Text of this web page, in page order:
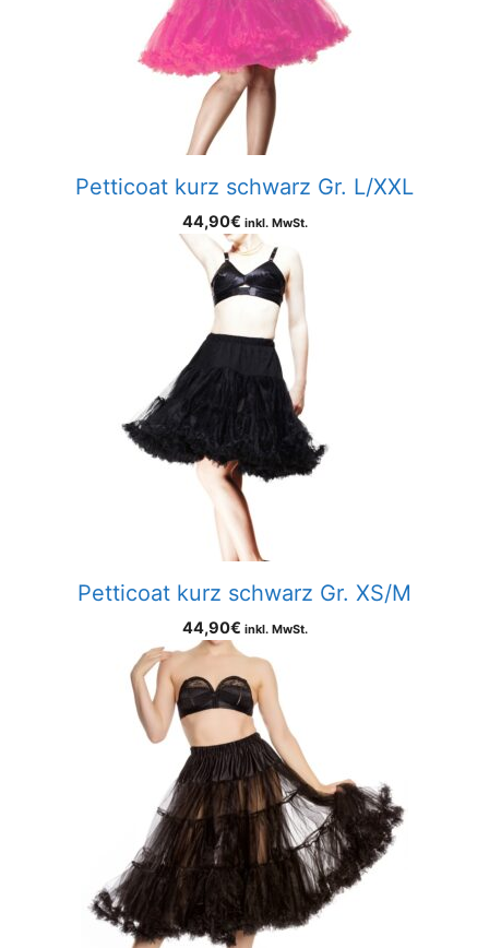
Petticoat kurz schwarz Gr. L/XXL
44,90€ inkl. MwSt.
Petticoat kurz schwarz Gr. XS/M
44,90€ inkl. MwSt.